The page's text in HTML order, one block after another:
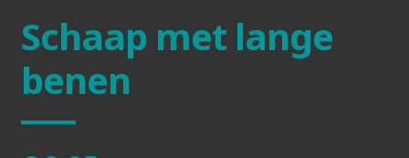
Schaap met lange
benen